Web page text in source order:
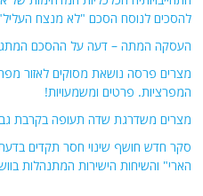
להסכים לנוסח הסכם "לא מנצח
העסקה המתה – דעה על ההסכם
מצרים פרסה נושאת מסוקים לאזור
המפרציות. פרטים ומשמעויות!
מצרים משדרגת שדה תעופה בקרבת
סקר חדש חושף שינוי חסר תקדים
הארי" והשיחות הישירות המתנהלות